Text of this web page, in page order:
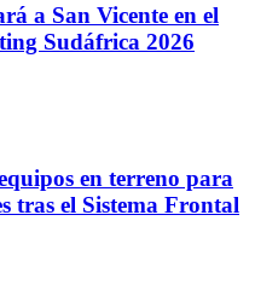
a San Vicente en el
Sudáfrica 2026
en terreno para
tras el Sistema Frontal